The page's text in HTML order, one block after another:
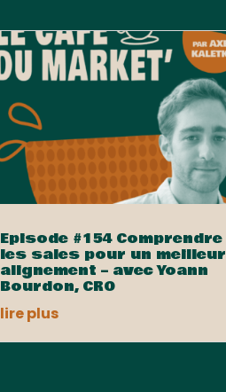
Episode #154 Comprendre
les sales pour un meilleur
alignement – avec Yoann
Bourdon, CRO
lire plus